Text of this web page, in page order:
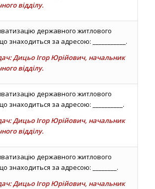
відділу.
державного житлового
знаходиться за адресою: ___________.
Дицьо Ігор Юрійович, начальник
відділу.
державного житлового
знаходиться за адресою: __________.
Дицьо Ігор Юрійович, начальник
відділу.
державного житлового
знаходиться за адресою: ________.
Дицьо Ігор Юрійович, начальник